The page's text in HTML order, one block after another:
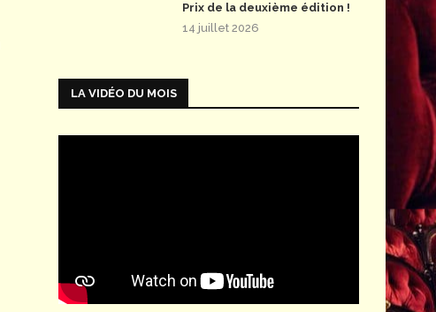
Prix de la deuxième édition !
14 juillet 2026
LA VIDÉO DU MOIS